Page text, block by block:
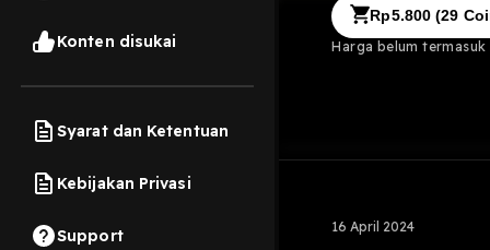
Konten disukai
Syarat dan Ketentuan
Kebijakan Privasi
Support
Rp5.800 (29
Harga belum termasuk
16 April 2024